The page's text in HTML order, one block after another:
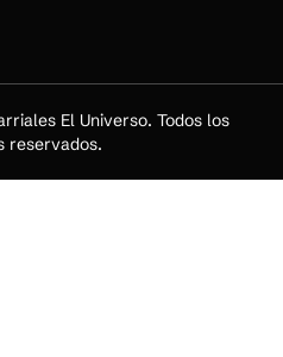
El Universo. Todos los
reservados.